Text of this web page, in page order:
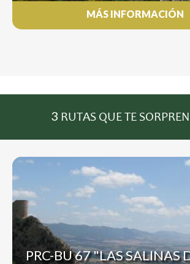
MÁS INFORMACIÓN
3 RUTAS QUE TE
PRC-BU 67 "LAS SALINAS